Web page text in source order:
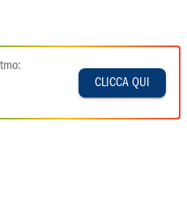
CLICCA QUI